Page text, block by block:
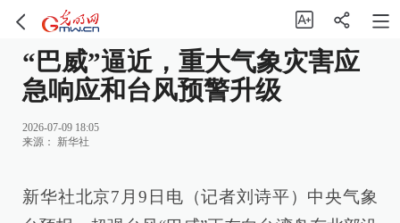
“巴威”逼近，重大气象灾害应
急响应和台风预警升级
2026-07-09 18:05
来源： 新华社
新华社北京7月9日电（记者刘诗平）中央气象